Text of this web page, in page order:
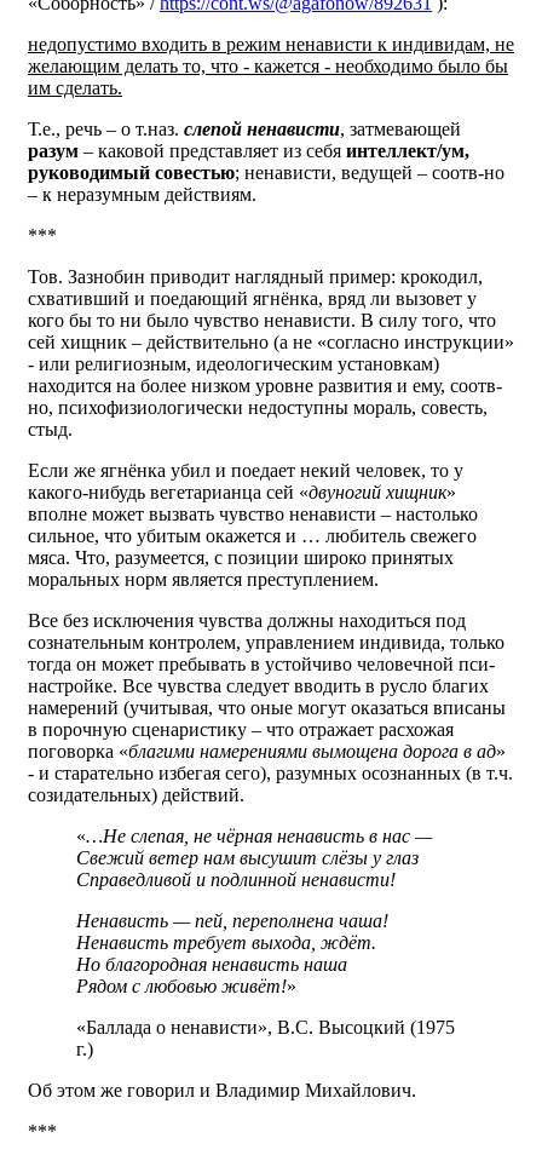
недопустимо входить в режим ненависти к индивидам, не
желающим делать то, что - кажется - необходимо было бы
им сделать.
Т.е., речь – о т.наз. слепой ненависти, затмевающей
разум – каковой представляет из себя интеллект/ум,
руководимый совестью; ненависти, ведущей – соотв-но
– к неразумным действиям.
***
Тов. Зазнобин приводит наглядный пример: крокодил,
схвативший и поедающий ягнёнка, вряд ли вызовет у
кого бы то ни было чувство ненависти. В силу того, что
сей хищник – действительно (а не «согласно инструкции»
- или религиозным, идеологическим установкам)
находится на более низком уровне развития и ему, соотв-
но, психофизиологически недоступны мораль, совесть,
стыд.
Если же ягнёнка убил и поедает некий человек, то у
какого-нибудь вегетарианца сей «двуногий хищник»
вполне может вызвать чувство ненависти – настолько
сильное, что убитым окажется и … любитель свежего
мяса. Что, разумеется, с позиции широко принятых
моральных норм является преступлением.
Все без исключения чувства должны находиться под
сознательным контролем, управлением индивида, только
тогда он может пребывать в устойчиво человечной пси-
настройке. Все чувства следует вводить в русло благих
намерений (учитывая, что оные могут оказаться вписаны
в порочную сценаристику – что отражает расхожая
поговорка «благими намерениями вымощена дорога в ад»
- и старательно избегая сего), разумных осознанных (в т.ч.
созидательных) действий.
«…Не слепая, не чёрная ненависть в нас —
Свежий ветер нам высушит слёзы у глаз
Справедливой и подлинной ненависти!
Ненависть — пей, переполнена чаша!
Ненависть требует выхода, ждёт.
Но благородная ненависть наша
Рядом с любовью живёт!»
«Баллада о ненависти», В.С. Высоцкий (1975
г.)
Об этом же говорил и Владимир Михайлович.
***